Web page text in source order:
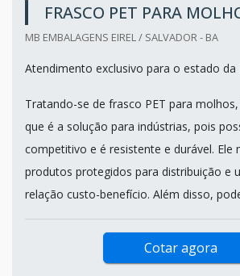
FRASCO PET PARA
MB EMBALAGENS EIREL / SALVADOR - BA
Atendimento exclusivo para o estado da
Tratando-se de frasco PET para
que é a solução para indústrias, pois
competitivo e é resistente e durável. Ele
produtos protegidos para distribuição e
relação custo-benefício. Além disso,
Cotar agora